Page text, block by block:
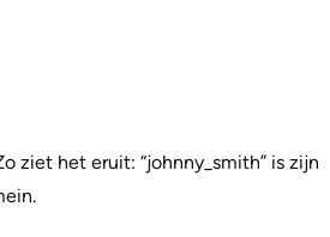
ziet het eruit: “johnny_smith” is zijn